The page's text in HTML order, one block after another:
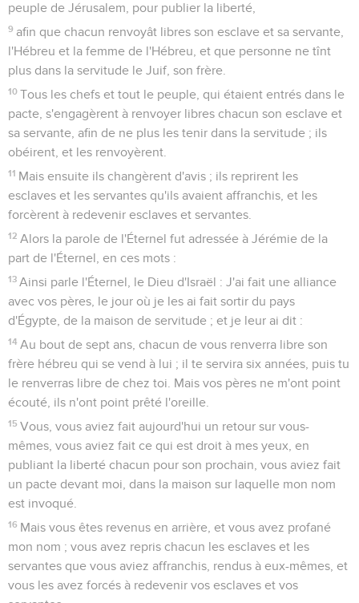
peuple de Jérusalem, pour publier la liberté,
9 afin que chacun renvoyât libres son esclave et sa servante,
l'Hébreu et la femme de l'Hébreu, et que personne ne tînt
plus dans la servitude le Juif, son frère.
10 Tous les chefs et tout le peuple, qui étaient entrés dans le
pacte, s'engagèrent à renvoyer libres chacun son esclave et
sa servante, afin de ne plus les tenir dans la servitude ; ils
obéirent, et les renvoyèrent.
11 Mais ensuite ils changèrent d'avis ; ils reprirent les
esclaves et les servantes qu'ils avaient affranchis, et les
forcèrent à redevenir esclaves et servantes.
12 Alors la parole de l'Éternel fut adressée à Jérémie de la
part de l'Éternel, en ces mots :
13 Ainsi parle l'Éternel, le Dieu d'Israël : J'ai fait une alliance
avec vos pères, le jour où je les ai fait sortir du pays
d'Égypte, de la maison de servitude ; et je leur ai dit :
14 Au bout de sept ans, chacun de vous renverra libre son
frère hébreu qui se vend à lui ; il te servira six années, puis tu
le renverras libre de chez toi. Mais vos pères ne m'ont point
écouté, ils n'ont point prêté l'oreille.
15 Vous, vous aviez fait aujourd'hui un retour sur vous-
mêmes, vous aviez fait ce qui est droit à mes yeux, en
publiant la liberté chacun pour son prochain, vous aviez fait
un pacte devant moi, dans la maison sur laquelle mon nom
est invoqué.
16 Mais vous êtes revenus en arrière, et vous avez profané
mon nom ; vous avez repris chacun les esclaves et les
servantes que vous aviez affranchis, rendus à eux-mêmes, et
vous les avez forcés à redevenir vos esclaves et vos